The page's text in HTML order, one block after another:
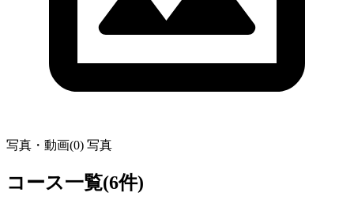
写真・動画(0) 写真
コース一覧(6件)